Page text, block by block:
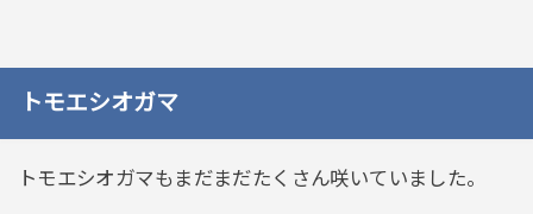
トモエシオガマ
トモエシオガマもまだまだたくさん咲いていました。